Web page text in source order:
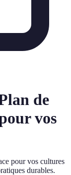
de
vos
pour vos cultures
durables.